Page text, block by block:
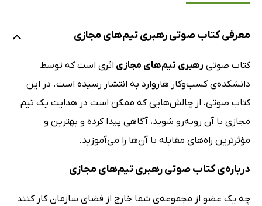
معرفی کتاب صوتی رهبری تیم‌های مجازی
کتاب صوتی رهبری تیم‌های مجازی اثری است که توسط
دانشکده‌ی کسب‌وکار هاروارد به انتشار رسیده است. در این
کتاب صوتی، از چالش‌هایی که ممکن است در هدایت یک تیم
مجازی با آن روبه‌رو شوید، آگاهی پیدا کرده و بهترین و
مؤثرترین راه‌های مقابله با آن‌ها را می‌آموزید.
درباره‌ی کتاب صوتی رهبری تیم‌های مجازی
چه یک عضو از مجموعه‌ی شما خارج از فضای سازمان کار کنند